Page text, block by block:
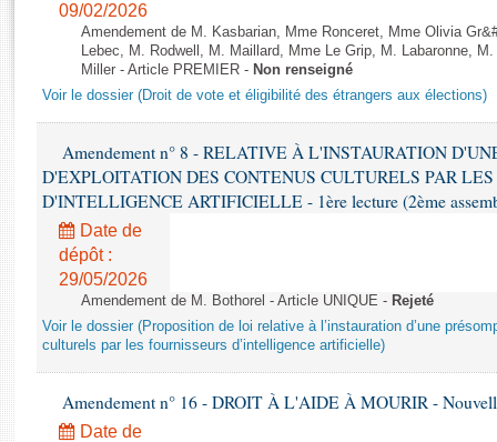
Rapports d'information
Rapports d'enquête
Dossiers législatifs
Budget et sécurité sociale
Questions écrites et orales
Comptes rendus des débats
Liens vers les sites publics
09/02/2026
Amendement de M. Kasbarian, Mme Ronceret, Mme Olivia
Lebec, M. Rodwell, M. Maillard, Mme Le Grip, M. Labaronne,
Miller - Article PREMIER - Non renseigné
Voir le dossier (Droit de vote et éligibilité des étrangers aux élections)
Amendement n° 8 - RELATIVE À L'INSTAURATION
D'EXPLOITATION DES CONTENUS CULTURELS PAR LES
D'INTELLIGENCE ARTIFICIELLE - 1ère lecture (2ème
Date de
dépôt :
29/05/2026
Amendement de M. Bothorel - Article UNIQUE - Rejeté
Voir le dossier (Proposition de loi relative à l’instauration d’une
culturels par les fournisseurs d’intelligence artificielle)
Amendement n° 16 - DROIT À L'AIDE À MOURIR -
Date de